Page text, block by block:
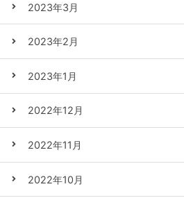
2023年3月
2023年2月
2023年1月
2022年12月
2022年11月
2022年10月